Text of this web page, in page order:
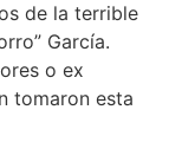
de la terrible
García.
o ex
tomaron esta